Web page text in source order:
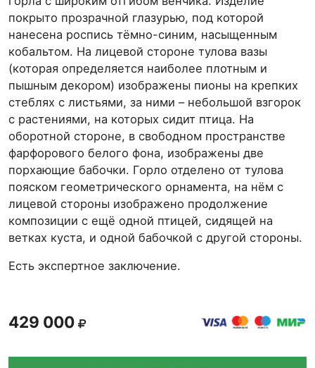
покрыто прозрачной глазурью, под которой
нанесена роспись тёмно-синим, насыщенным
кобальтом. На лицевой стороне тулова вазы
(которая определяется наиболее плотным и
пышным декором) изображены пионы на крепких
стеблях с листьями, за ними – небольшой взгорок
с растениями, на которых сидит птица. На
оборотной стороне, в свободном пространстве
фарфорового белого фона, изображены две
порхающие бабочки. Горло отделено от тулова
пояском геометрического орнамента, на нём с
лицевой стороны изображено продолжение
композиции с ещё одной птицей, сидящей на
ветках куста, и одной бабочкой с другой стороны.
Есть экспертное заключение.
429 000